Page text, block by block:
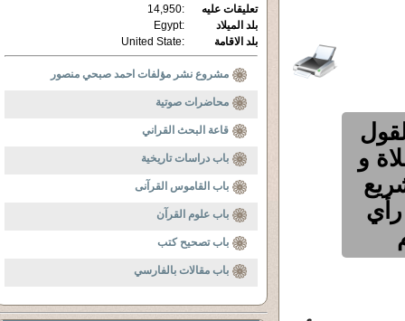
و
تعليقات عليه
:
14,950
بلد الميلاد
:
Egypt
بلد الاقامة
:
United State
مشروع نشر مؤلفات احمد صبحي منصور
محاضرات صوتية
قاعة البحث القراني
باب دراسات تاريخية
باب القاموس القرآنى
باب علوم القرآن
باب تصحيح كتب
باب مقالات بالفارسي